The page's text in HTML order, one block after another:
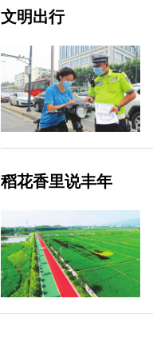
文明出行
稻花香里说丰年